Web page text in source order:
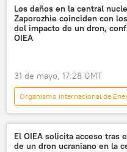
Zaporozhie
Rusia
Los daños en la central
Zaporozhie coinciden con
del impacto de un dron,
OIEA
31 de mayo, 17:28 GMT
Organismo Internacional de
Defensa
Rafael Grossi
Ucrania
seguridad
El OIEA solicita acceso tras
de un dron ucraniano en la